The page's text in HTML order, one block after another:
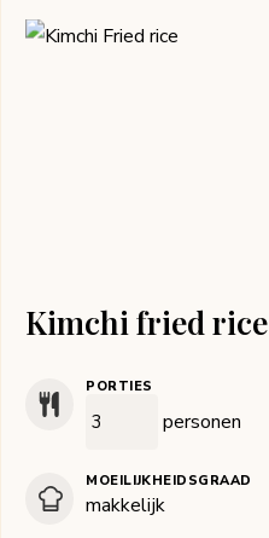
Kimchi fried rice
PORTIES
personen
MOEILIJKHEIDSGRAAD
makkelijk